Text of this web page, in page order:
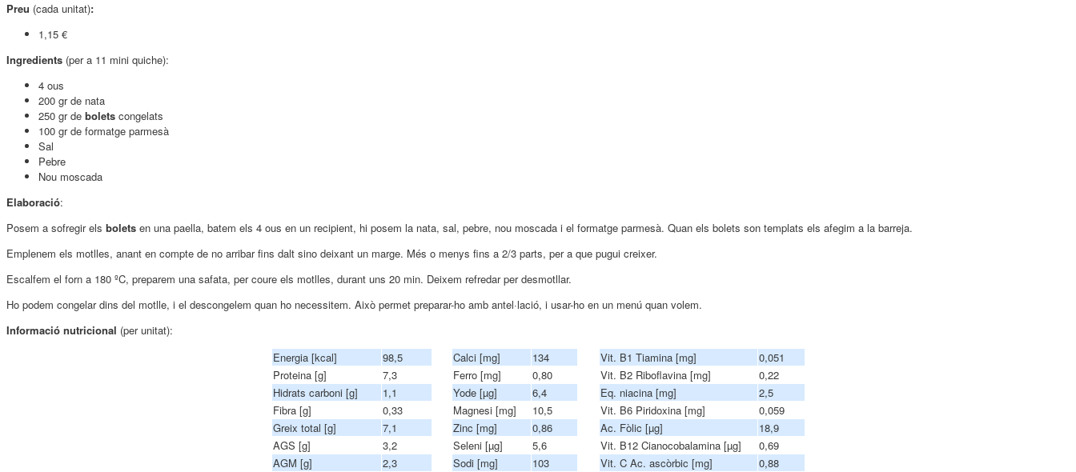
Preu (cada unitat):
1,15 €
Ingredients (per a 11 mini quiche):
4 ous
200 gr de nata
250 gr de bolets congelats
100 gr de formatge parmesà
Sal
Pebre
Nou moscada
Elaboració:
Posem a sofregir els bolets en una paella, batem els 4 ous en un recipient, hi posem la nata, sal, pebre, nou moscada i el formatge parmesà. Quan els bolets son templats els afegim a la barreja.
Emplenem els motlles, anant en compte de no arribar fins dalt sino deixant un marge. Més o menys fins a 2/3 parts, per a que pugui creixer.
Escalfem el forn a 180 ºC, preparem una safata, per coure els motlles, durant uns 20 min. Deixem refredar per desmotllar.
Ho podem congelar dins del motlle, i el descongelem quan ho necessitem. Això permet preparar-ho amb antel·lació, i usar-ho en un menú quan volem.
Informació nutricional (per unitat):
Energia [kcal]
98,5 Calci [mg] 134 Vit. B1 Tiamina [mg]
0,051
Proteina [g]
7,3 Ferro [mg] 0,80 Vit. B2 Riboflavina [mg]
0,22
Hidrats carboni [g]
1,1 Yode [µg] 6,4 Eq. niacina [mg]
2,5
Fibra [g]
0,33 Magnesi [mg] 10,5 Vit. B6 Piridoxina [mg]
0,059
Greix total [g]
7,1 Zinc [mg] 0,86 Ac. Fòlic [µg]
18,9
AGS [g]
3,2 Seleni [µg] 5,6 Vit. B12 Cianocobalamina [µg]
0,69
AGM [g]
2,3 Sodi [mg] 103 Vit. C Ac. ascòrbic [mg]
0,88